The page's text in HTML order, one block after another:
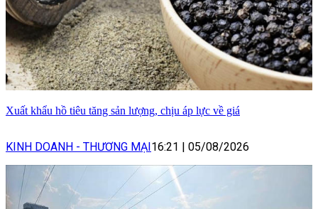
Xuất khẩu hồ tiêu tăng sản lượng, chịu áp lực về giá
KINH DOANH - THƯƠNG MẠI16:21 | 05/08/2026